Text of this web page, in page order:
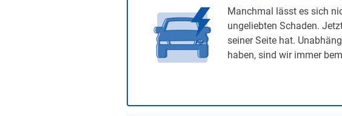
Manchmal lässt es sich
ungeliebten Schaden.
seiner Seite hat.
haben, sind wir immer